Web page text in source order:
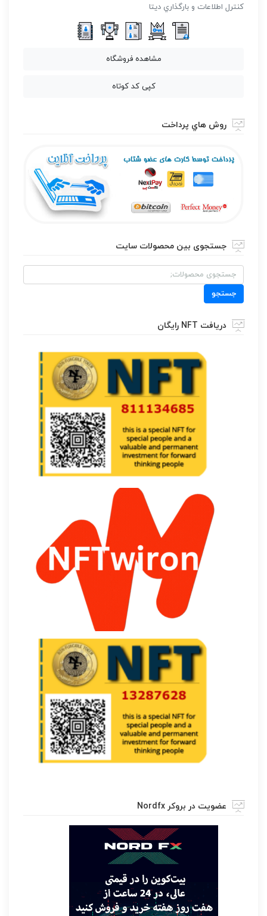
كنترل اطلاعات و بارگذاري ديتا
مشاهده فروشگاه
کپی کد کوتاه
روش هاي پرداخت
جستجوی بین محصولات سایت
جستجو
برای:
جستجو
دریافت NFT رایگان
عضویت در بروکر Nordfx